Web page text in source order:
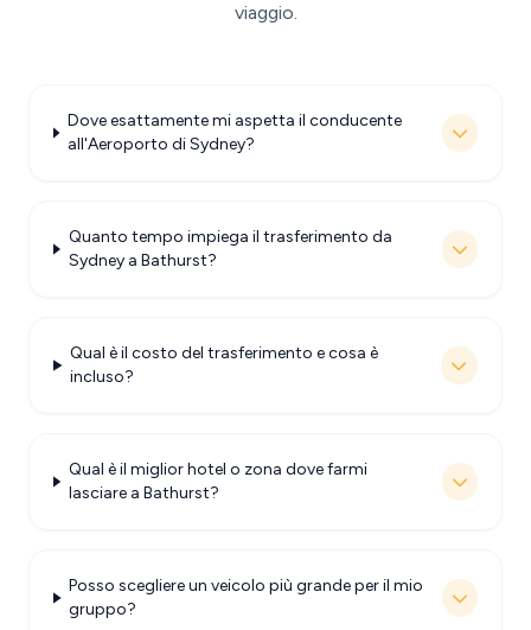
viaggio.
Dove esattamente mi aspetta il conducente
all'Aeroporto di Sydney?
Quanto tempo impiega il trasferimento da
Sydney a Bathurst?
Qual è il costo del trasferimento e cosa è
incluso?
Qual è il miglior hotel o zona dove farmi
lasciare a Bathurst?
Posso scegliere un veicolo più grande per il mio
gruppo?